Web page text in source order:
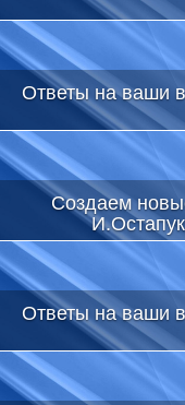
Ответы на ваши
Создаем
Ответы на ваши